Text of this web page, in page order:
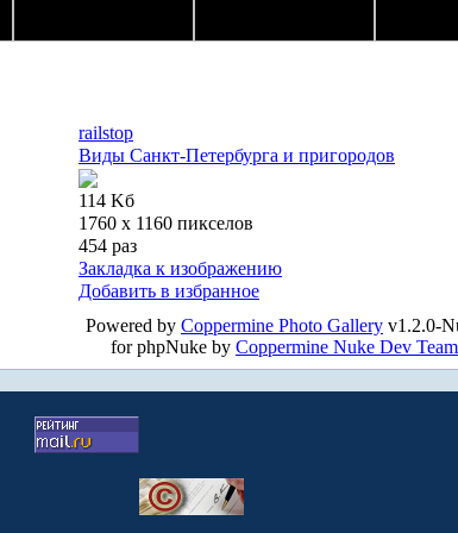
railstop
Виды Санкт-Петербурга и пригородов
114 Kб
1760 x 1160 пикселов
454 раз
Закладка к изображению
Добавить в избранное
Powered by Coppermine Photo Gallery v1.2.0-
for phpNuke by Coppermine Nuke Dev Team